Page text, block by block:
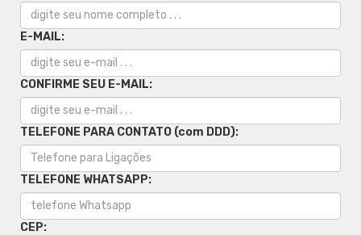
E-MAIL:
CONFIRME SEU E-MAIL:
TELEFONE PARA CONTATO (com DDD):
TELEFONE WHATSAPP:
CEP: